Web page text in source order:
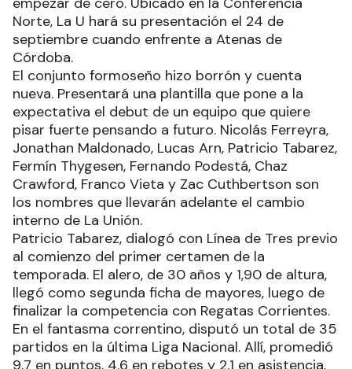
Norte, La U hará su presentación el 24 de
septiembre cuando enfrente a Atenas de
Córdoba.
El conjunto formoseño hizo borrón y cuenta
nueva. Presentará una plantilla que pone a la
expectativa el debut de un equipo que quiere
pisar fuerte pensando a futuro. Nicolás Ferreyra,
Jonathan Maldonado, Lucas Arn, Patricio Tabarez,
Fermín Thygesen, Fernando Podestá, Chaz
Crawford, Franco Vieta y Zac Cuthbertson son
los nombres que llevarán adelante el cambio
interno de La Unión.
Patricio Tabarez, dialogó con Línea de Tres previo
al comienzo del primer certamen de la
temporada. El alero, de 30 años y 1,90 de altura,
llegó como segunda ficha de mayores, luego de
finalizar la competencia con Regatas Corrientes.
En el fantasma correntino, disputó un total de 35
partidos en la última Liga Nacional. Allí, promedió